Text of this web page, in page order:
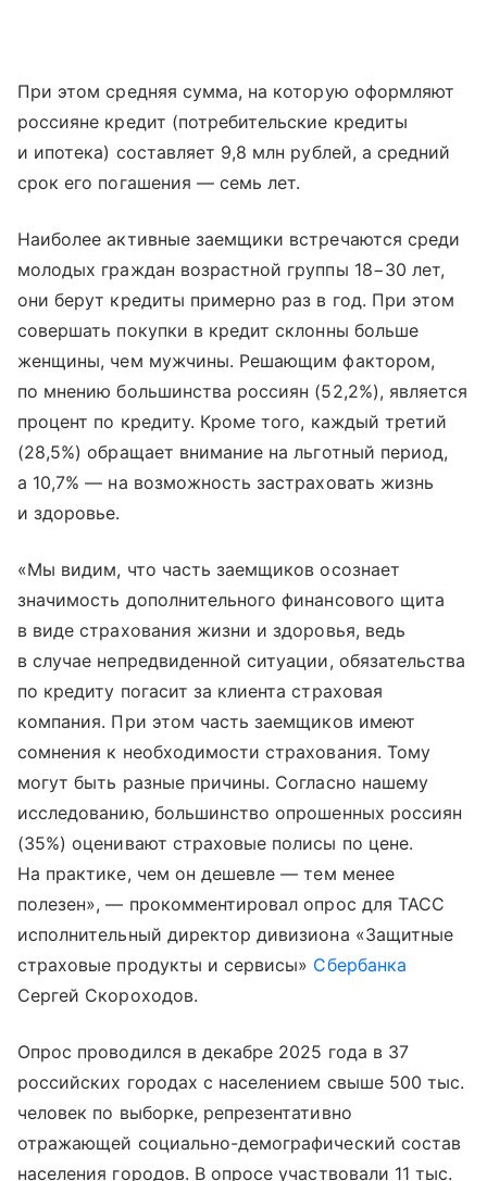
При этом средняя сумма, на которую оформляют
россияне кредит (потребительские кредиты
и ипотека) составляет 9,8 млн рублей, а средний
срок его погашения — семь лет.
Наиболее активные заемщики встречаются среди
молодых граждан возрастной группы 18−30 лет,
они берут кредиты примерно раз в год. При этом
совершать покупки в кредит склонны больше
женщины, чем мужчины. Решающим фактором,
по мнению большинства россиян (52,2%), является
процент по кредиту. Кроме того, каждый третий
(28,5%) обращает внимание на льготный период,
а 10,7% — на возможность застраховать жизнь
и здоровье.
«Мы видим, что часть заемщиков осознает
значимость дополнительного финансового щита
в виде страхования жизни и здоровья, ведь
в случае непредвиденной ситуации, обязательства
по кредиту погасит за клиента страховая
компания. При этом часть заемщиков имеют
сомнения к необходимости страхования. Тому
могут быть разные причины. Согласно нашему
исследованию, большинство опрошенных россиян
(35%) оценивают страховые полисы по цене.
На практике, чем он дешевле — тем менее
полезен», — прокомментировал опрос для ТАСС
исполнительный директор дивизиона «Защитные
страховые продукты и сервисы» Сбербанка
Сергей Скороходов.
Опрос проводился в декабре 2025 года в 37
российских городах с населением свыше 500 тыс.
человек по выборке, репрезентативно
отражающей социально-демографический состав
населения городов. В опросе участвовали 11 тыс.